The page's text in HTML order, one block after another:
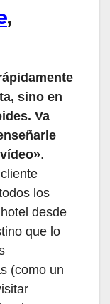
,
sino en
Va
.
los
desde
que lo
(como un